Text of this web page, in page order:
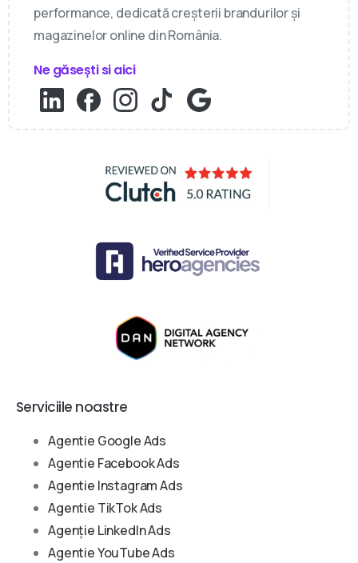
performance, dedicată creșterii brandurilor și
magazinelor online din România.
Ne găsești si aici
Serviciile noastre
Agentie Google Ads
Agentie Facebook Ads
Agentie Instagram Ads
Agentie TikTok Ads
Agenție LinkedIn Ads
Agentie YouTube Ads